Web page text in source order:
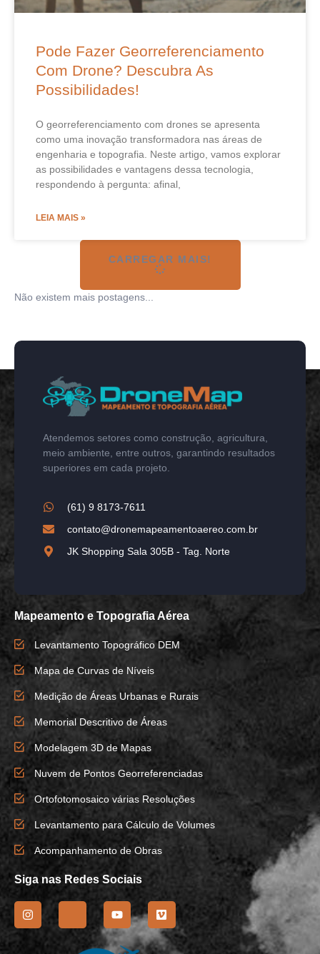
Pode Fazer Georreferenciamento
Com Drone? Descubra As
Possibilidades!
O georreferenciamento com drones se apresenta
como uma inovação transformadora nas áreas de
engenharia e topografia. Neste artigo, vamos explorar
as possibilidades e vantagens dessa tecnologia,
respondendo à pergunta: afinal,
LEIA MAIS »
CARREGAR MAIS!
Não existem mais postagens...
Atendemos setores como construção, agricultura,
meio ambiente, entre outros, garantindo resultados
superiores em cada projeto.
(61) 9 8173-7611
contato@dronemapeamentoaereo.com.br
JK Shopping Sala 305B - Tag. Norte
Mapeamento e Topografia Aérea
Levantamento Topográfico DEM
Mapa de Curvas de Níveis
Medição de Áreas Urbanas e Rurais
Memorial Descritivo de Áreas
Modelagem 3D de Mapas
Nuvem de Pontos Georreferenciadas
Ortofotomosaico várias Resoluções
Levantamento para Cálculo de Volumes
Acompanhamento de Obras
Siga nas Redes Sociais